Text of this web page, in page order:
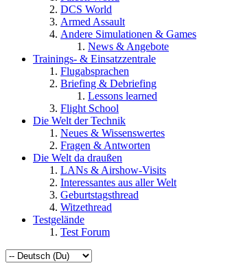
DCS World
Armed Assault
Andere Simulationen & Games
News & Angebote
Trainings- & Einsatzzentrale
Flugabsprachen
Briefing & Debriefing
Lessons learned
Flight School
Die Welt der Technik
Neues & Wissenswertes
Fragen & Antworten
Die Welt da draußen
LANs & Airshow-Visits
Interessantes aus aller Welt
Geburtstagsthread
Witzethread
Testgelände
Test Forum